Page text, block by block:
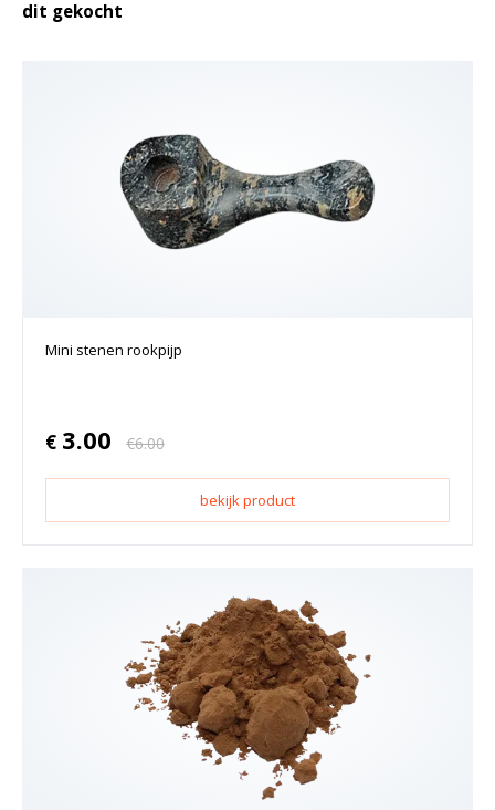
dit gekocht
Mini stenen rookpijp
€ 3.00 €6.00
bekijk product